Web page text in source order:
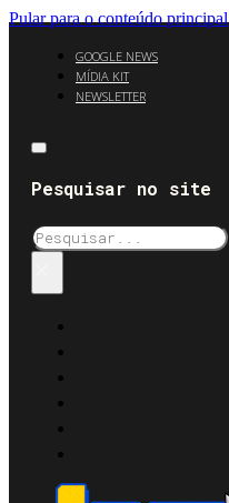
Pular para o conteúdo principal
GOOGLE NEWS
MÍDIA KIT
NEWSLETTER
Pesquisar no site
Pesquisar